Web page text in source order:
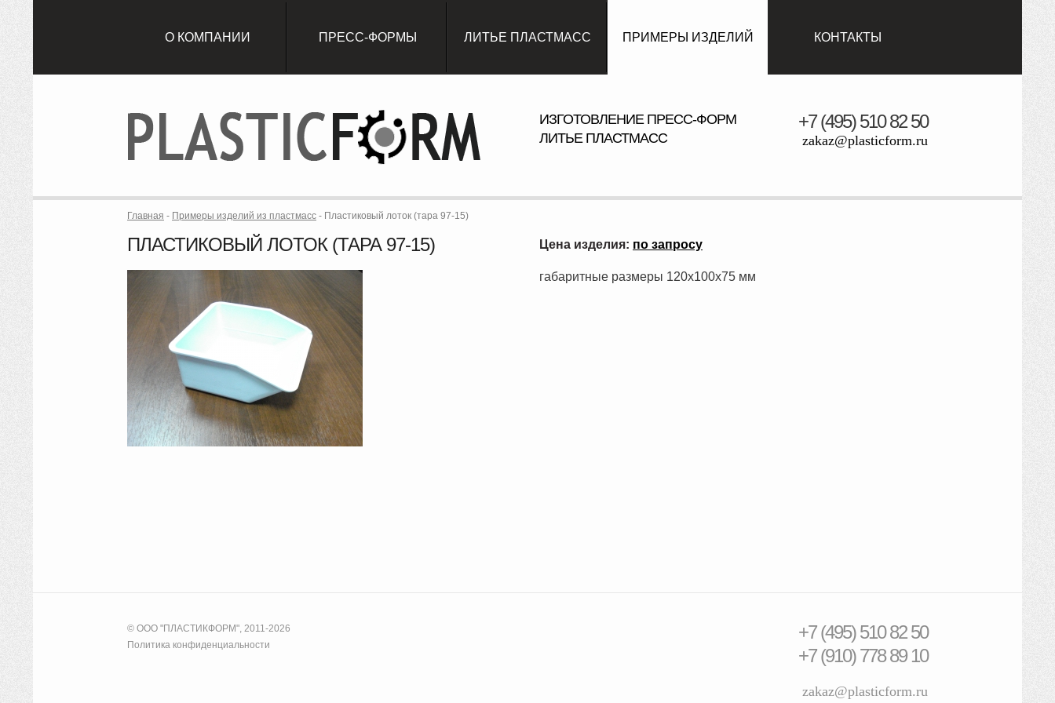
О КОМПАНИИ ПРЕСС-ФОРМЫ ЛИТЬЕ ПЛАСТМАСС ПРИМЕРЫ ИЗДЕЛИЙ КОНТАКТЫ
ИЗГОТОВЛЕНИЕ ПРЕСС-ФОРМ
ЛИТЬЕ ПЛАСТМАСС
+7 (495) 510 82 50
zakaz@plasticform.ru
Главная - Примеры изделий из пластмасс - Пластиковый лоток (тара 97-15)
ПЛАСТИКОВЫЙ ЛОТОК (ТАРА 97-15) Цена изделия: по запросу
габаритные размеры 120x100x75 мм
© ООО "ПЛАСТИКФОРМ", 2011-2026
Политика конфиденциальности
+7 (495) 510 82 50
+7 (910) 778 89 10
zakaz@plasticform.ru